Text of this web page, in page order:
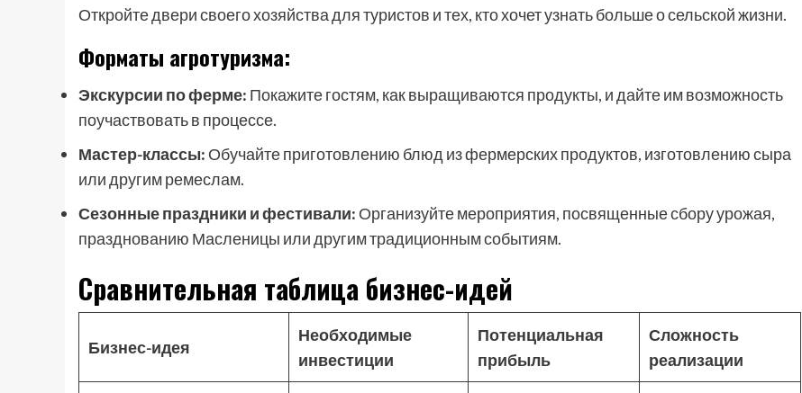
Откройте двери своего хозяйства для туристов и тех, кто хочет узнать больше о сельской жизни.
Форматы агротуризма:
Экскурсии по ферме: Покажите гостям, как выращиваются продукты, и дайте им возможность
поучаствовать в процессе.
Мастер-классы: Обучайте приготовлению блюд из фермерских продуктов, изготовлению сыра
или другим ремеслам.
Сезонные праздники и фестивали: Организуйте мероприятия, посвященные сбору урожая,
празднованию Масленицы или другим традиционным событиям.
Сравнительная таблица бизнес-идей
Бизнес-идея
Необходимые
инвестиции
Потенциальная
прибыль
Сложность
реализации